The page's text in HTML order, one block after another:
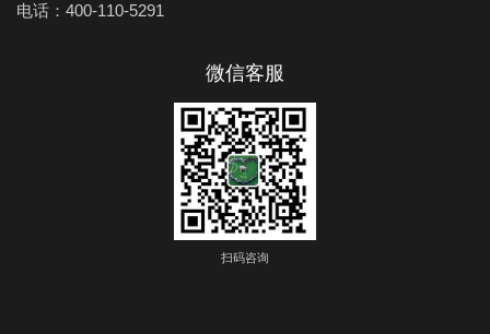
电话：400-110-5291
微信客服
扫码咨询